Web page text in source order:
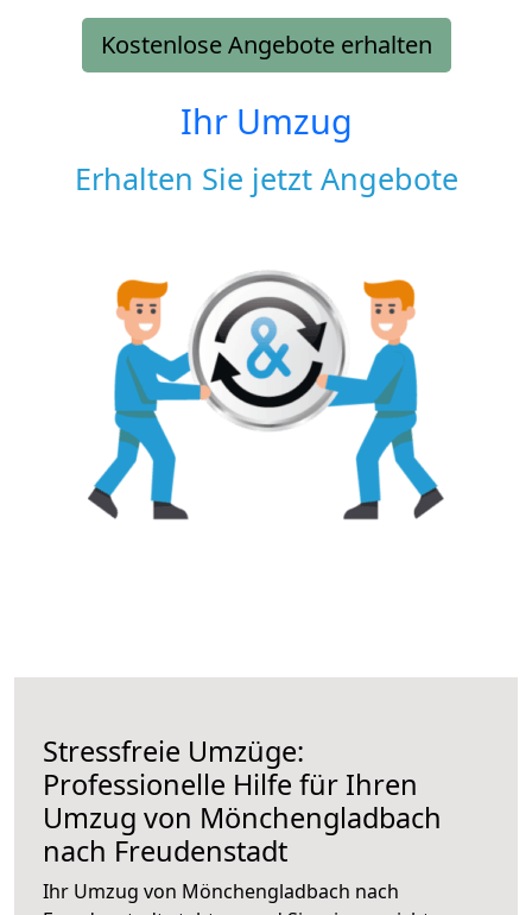
Kostenlose Angebote erhalten
Ihr Umzug
Erhalten Sie jetzt Angebote
Stressfreie Umzüge:
Professionelle Hilfe für Ihren
Umzug von Mönchengladbach
nach Freudenstadt
Ihr Umzug von Mönchengladbach nach